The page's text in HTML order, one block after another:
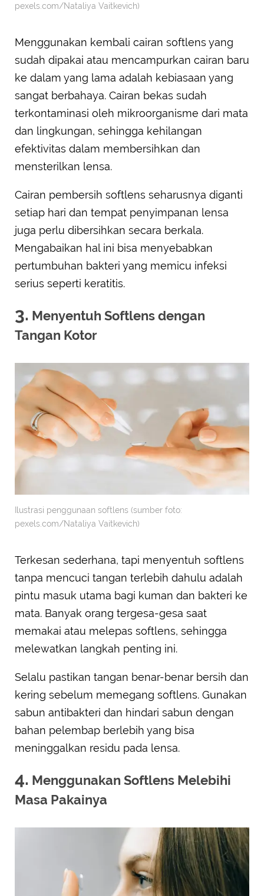
pexels.com/Nataliya Vaitkevich)
Menggunakan kembali cairan softlens yang
sudah dipakai atau mencampurkan cairan baru
ke dalam yang lama adalah kebiasaan yang
sangat berbahaya. Cairan bekas sudah
terkontaminasi oleh mikroorganisme dari mata
dan lingkungan, sehingga kehilangan
efektivitas dalam membersihkan dan
mensterilkan lensa.
Cairan pembersih softlens seharusnya diganti
setiap hari dan tempat penyimpanan lensa
juga perlu dibersihkan secara berkala.
Mengabaikan hal ini bisa menyebabkan
pertumbuhan bakteri yang memicu infeksi
serius seperti keratitis.
3. Menyentuh Softlens dengan
Tangan Kotor
Ilustrasi penggunaan softlens (sumber foto:
pexels.com/Nataliya Vaitkevich)
Terkesan sederhana, tapi menyentuh softlens
tanpa mencuci tangan terlebih dahulu adalah
pintu masuk utama bagi kuman dan bakteri ke
mata. Banyak orang tergesa-gesa saat
memakai atau melepas softlens, sehingga
melewatkan langkah penting ini.
Selalu pastikan tangan benar-benar bersih dan
kering sebelum memegang softlens. Gunakan
sabun antibakteri dan hindari sabun dengan
bahan pelembap berlebih yang bisa
meninggalkan residu pada lensa.
4. Menggunakan Softlens Melebihi
Masa Pakainya